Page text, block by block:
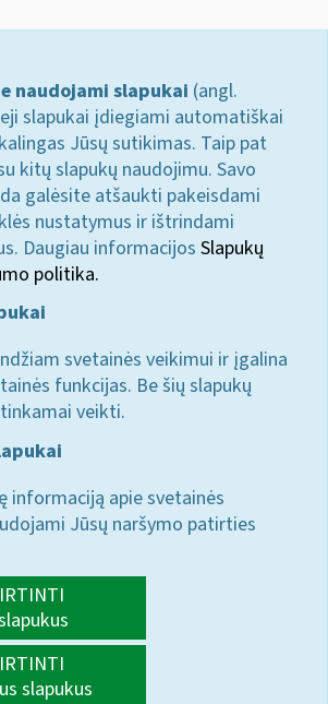
naudojami slapukai (angl.
slapukai įdiegiami automatiškai
Jūsų sutikimas. Taip pat
kitų slapukų naudojimu. Savo
galėsite atšaukti pakeisdami
nustatymus ir ištrindami
Daugiau informacijos Slapukų
politika.
svetainės veikimui ir įgalina
funkcijas. Be šių slapukų
veikti.
informaciją apie svetainės
Jūsų naršymo patirties
slapukus